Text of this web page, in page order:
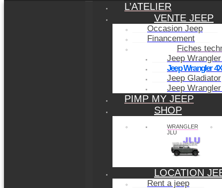
L’ATELIER
VENTE JEEP
Occasion Jeep
Financement
Fiches
Jeep
Jeep Wrangler
Jeep Gladiator
Jeep
PIMP MY JEEP
SHOP
WRANGLER
JLU
LOCATION
Rent a jeep